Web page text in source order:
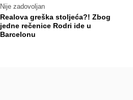
Nije zadovoljan
Realova greška stoljeća?! Zbog
jedne rečenice Rodri ide u
Barcelonu